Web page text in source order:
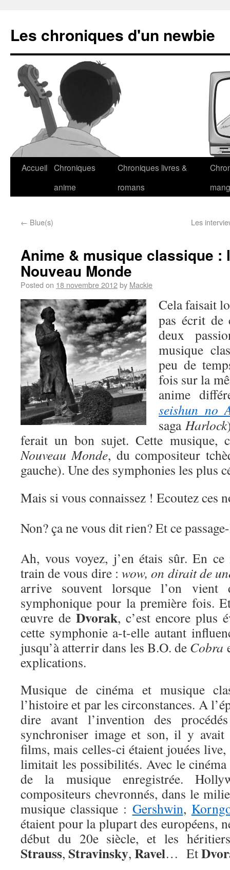
Les chroniques d'un newbie
Accueil Chroniques
anime
Chroniques livres &
romans
← Blue(s) Les
Anime & musique classique :
Nouveau Monde
Posted on 18 novembre 2012by Mackie
Cela faisait
pas écrit de
deux
musique
peu de
fois sur la
anime
seishun no
saga Harlock
ferait un bon sujet. Cette musique,
Nouveau Monde, du compositeur
gauche). Une des symphonies les plus
Mais si vous connaissez ! Ecoutez ces
Non? ça ne vous dit rien? Et ce
Ah, vous voyez, j’en étais sûr. En ce
train de vous dire :wow, on dirait de
arrive souvent lorsque l’on vient
symphonique pour la première fois.
œuvre de Dvorak, c’est encore plus
cette symphonie a-t-elle autant
jusqu’à atterrir dans les B.O. de Cobra
explications.
Musique de cinéma et musique
l’histoire et par les circonstances. A
dire avant l’invention des
synchroniser image et son, il y avait
films, mais celles-ci étaient jouées
limitait les possibilités. Avec le
de la musique enregistrée.
compositeurs chevronnés, dans le
musique classique : Gershwin,
étaient pour la plupart des européens,
début du 20e siècle, et les
Strauss, Stravinsky, Ravel… Et